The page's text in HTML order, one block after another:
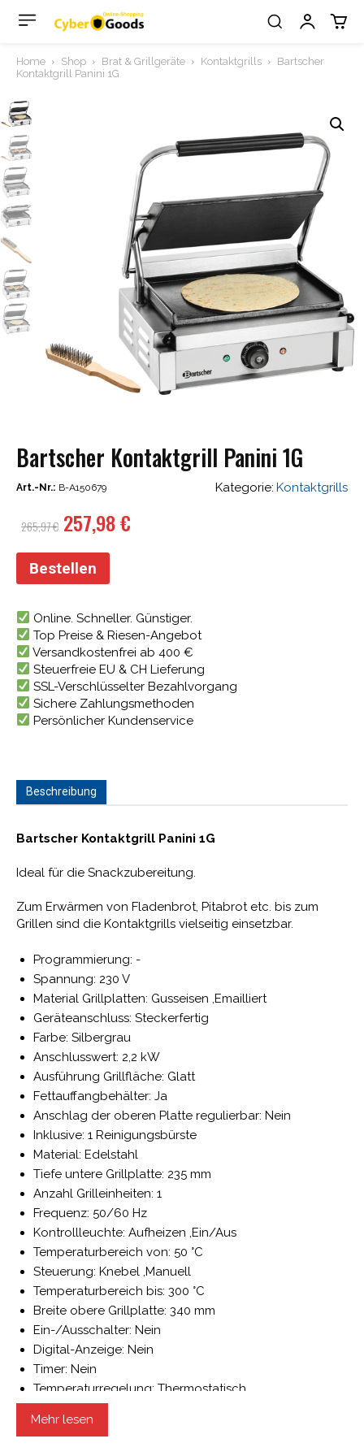
Home Shop Brat & Grillgeräte Kontaktgrills
Bartscher
Kontaktgrill Panini 1G
Bartscher Kontaktgrill Panini 1G
Art.-Nr.: B-A150679 Kategorie: Kontaktgrills
265,97€ Ursprünglicher
Preis
war:
265,97 €
257,98€
Bestellen
Online. Schneller. Günstiger.
Top Preise & Riesen-Angebot
Versandkostenfrei ab 400 €
Steuerfreie EU & CH Lieferung
SSL-Verschlüsselter Bezahlvorgang
Sichere Zahlungsmethoden
Persönlicher Kundenservice
Beschreibung
Bartscher Kontaktgrill Panini 1G
Ideal für die Snackzubereitung.
Zum Erwärmen von Fladenbrot, Pitabrot etc. bis zum
Grillen sind die Kontaktgrills vielseitig einsetzbar.
Programmierung: -
Spannung: 230 V
Material Grillplatten: Gusseisen ,Emailliert
Geräteanschluss: Steckerfertig
Farbe: Silbergrau
Anschlusswert: 2,2 kW
Ausführung Grillfläche: Glatt
Fettauffangbehälter: Ja
Anschlag der oberen Platte regulierbar: Nein
Inklusive: 1 Reinigungsbürste
Material: Edelstahl
Tiefe untere Grillplatte: 235 mm
Anzahl Grilleinheiten: 1
Frequenz: 50/60 Hz
Kontrollleuchte: Aufheizen ,Ein/Aus
Temperaturbereich von: 50 °C
Steuerung: Knebel ,Manuell
Temperaturbereich bis: 300 °C
Breite obere Grillplatte: 340 mm
Ein-/Ausschalter: Nein
Digital-Anzeige: Nein
Timer: Nein
Temperaturregelung: Thermostatisch
Tiefe obere Grillplatte: 220 mm
Breite untere Grillplatte: 345 mm
Mehr lesen